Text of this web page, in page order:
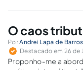
ganhos de capital
O caos
PorAndrei Lapa de
Destacado em 26
Proponho-me a